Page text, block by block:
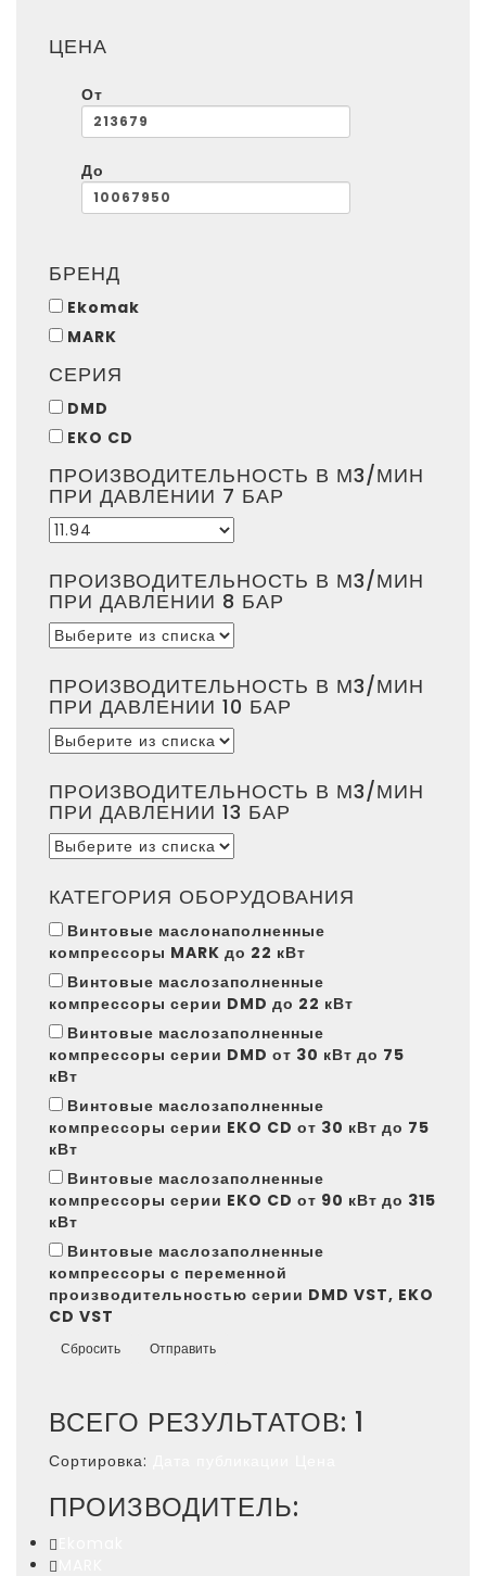
ЦЕНА
От
До
БРЕНД
Ekomak
MARK
СЕРИЯ
DMD
EKO CD
ПРОИЗВОДИТЕЛЬНОСТЬ В М3/МИН
ПРИ ДАВЛЕНИИ 7 БАР
ПРОИЗВОДИТЕЛЬНОСТЬ В М3/МИН
ПРИ ДАВЛЕНИИ 8 БАР
ПРОИЗВОДИТЕЛЬНОСТЬ В М3/МИН
ПРИ ДАВЛЕНИИ 10 БАР
ПРОИЗВОДИТЕЛЬНОСТЬ В М3/МИН
ПРИ ДАВЛЕНИИ 13 БАР
КАТЕГОРИЯ ОБОРУДОВАНИЯ
Винтовые маслонаполненные
компрессоры MARK до 22 кВт
Винтовые маслозаполненные
компрессоры серии DMD до 22 кВт
Винтовые маслозаполненные
компрессоры серии DMD от 30 кВт до 75
кВт
Винтовые маслозаполненные
компрессоры серии EKO CD от 30 кВт до 75
кВт
Винтовые маслозаполненные
компрессоры серии EKO CD от 90 кВт до 315
кВт
Винтовые маслозаполненные
компрессоры с переменной
производительностью серии DMD VST, EKO
CD VST
Сбросить Отправить
ВСЕГО РЕЗУЛЬТАТОВ: 1
Сортировка:
ПРОИЗВОДИТЕЛЬ: